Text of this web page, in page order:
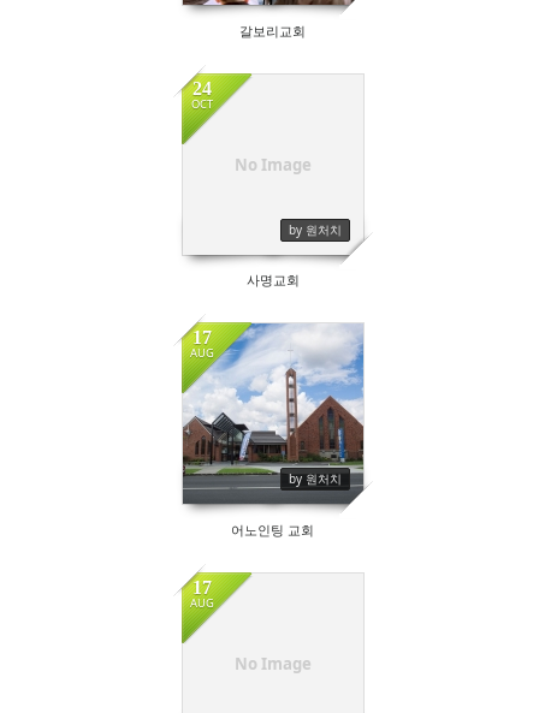
갈보리교회
No Image
24
OCT
by 원처치
사명교회
17
AUG
by 원처치
어노인팅 교회
No Image
17
AUG